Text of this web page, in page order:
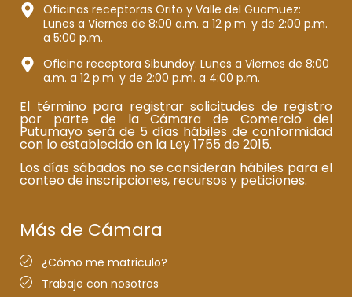
Oficinas receptoras Orito y Valle del Guamuez:
Lunes a Viernes de 8:00 a.m. a 12 p.m. y de 2:00 p.m.
a 5:00 p.m.
Oficina receptora Sibundoy: Lunes a Viernes de 8:00
a.m. a 12 p.m. y de 2:00 p.m. a 4:00 p.m.
El término para registrar solicitudes de registro
por parte de la Cámara de Comercio del
Putumayo será de 5 días hábiles de conformidad
con lo establecido en la Ley 1755 de 2015.
Los días sábados no se consideran hábiles para el
conteo de inscripciones, recursos y peticiones.
Más de Cámara
¿Cómo me matriculo?
Trabaje con nosotros